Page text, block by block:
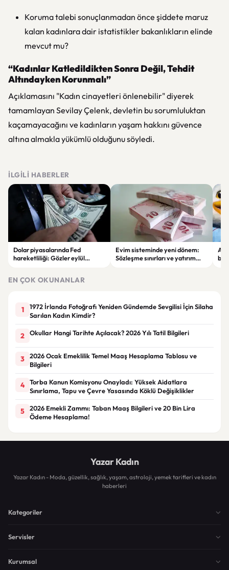
Koruma talebi sonuçlanmadan önce şiddete maruz
kalan kadınlara dair istatistikler bakanlıkların elinde
mevcut mu?
“Kadınlar Katledildikten Sonra Değil, Tehdit
Altındayken Korunmalı”
Açıklamasını "Kadın cinayetleri önlenebilir" diyerek
tamamlayan Sevilay Çelenk, devletin bu sorumluluktan
kaçamayacağını ve kadınların yaşam hakkını güvence
altına almakla yükümlü olduğunu söyledi.
İLGILI HABERLER
Dolar piyasalarında Fed
hareketliliği: Gözler eylül
Evim sisteminde yeni dönem:
Sözleşme sınırları ve yatırım
EN ÇOK OKUNANLAR
1
1972 İrlanda Fotoğrafı Yeniden Gündemde Sevgilisi İçin Silaha
Sarılan Kadın Kimdir?
2 Okullar Hangi Tarihte Açılacak? 2026 Yılı Tatil Bilgileri
3
2026 Ocak Emeklilik Temel Maaş Hesaplama Tablosu ve
Bilgileri
4
Torba Kanun Komisyonu Onayladı: Yüksek Aidatlara
Sınırlama, Tapu ve Çevre Yasasında Köklü Değişiklikler
5
2026 Emekli Zammı: Taban Maaş Bilgileri ve 20 Bin Lira
Ödeme Hesaplama!
Yazar Kadın
Yazar Kadın - Moda, güzellik, sağlık, yaşam, astroloji, yemek tarifleri ve kadın
haberleri
Kategoriler
Servisler
Kurumsal